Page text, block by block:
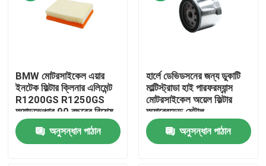
BMW মোটরসাইকেল এয়ার
ইনটেক ফিল্টার ক্লিনার এলিমেন্ট
R1200GS R1250GS
অ্যাডভেঞ্চার 90 বছরের বিশেষ
অনুসন্ধান পাঠান
হার্লে ডেভিডসনের জন্য ডুকাটি
মাল্টিস্ট্রাডা হাই পারফরম্যান্স
মোটরসাইকেল অয়েল ফিল্টার
অ্যাব্রেডেড মেটাল
অনুসন্ধান পাঠান